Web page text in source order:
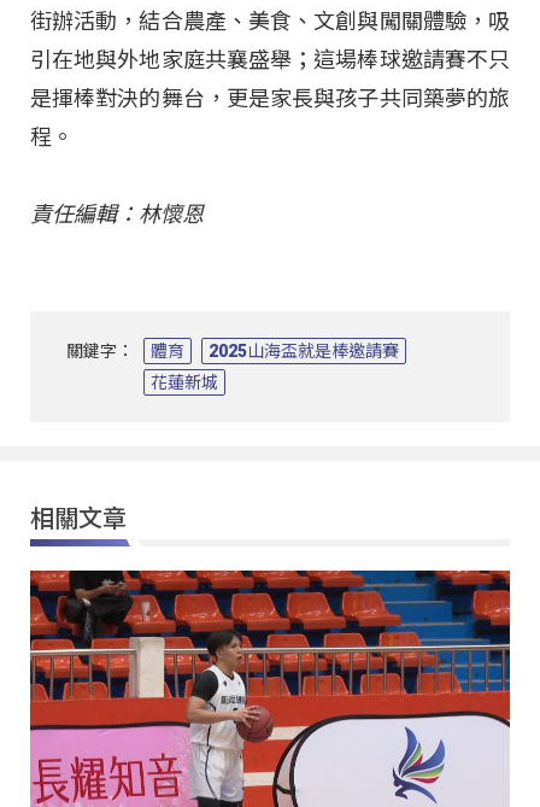
街辦活動，結合農產、美食、文創與闖關體驗，吸
引在地與外地家庭共襄盛舉；這場棒球邀請賽不只
是揮棒對決的舞台，更是家長與孩子共同築夢的旅
程。
責任編輯：林懷恩
關鍵字： 體育
2025山海盃就是棒邀請賽
花蓮新城
相關文章